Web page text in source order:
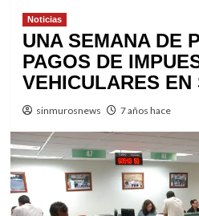
Noticias
UNA SEMANA DE
PAGOS DE
VEHICULARES
sinmurosnews 7 años hace